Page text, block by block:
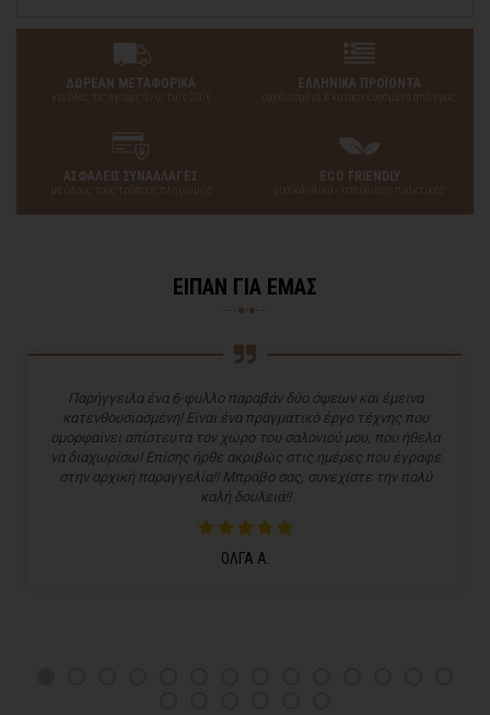
ΔΩΡΕΑΝ ΜΕΤΑΦΟΡΙΚΑ
για όλες τις αγορές άνω των 200€
ΕΛΛΗΝΙΚΑ ΠΡΟΪΟΝΤΑ
σχεδιασμένα & κατασκευασμένα από εμάς
ΑΣΦΑΛΕΙΣ ΣΥΝΑΛΛΑΓΕΣ
με όλους τους τρόπους πληρωμής
ECO FRIENDLY
φυσικά υλικά - υπεύθυνες πρακτικές
ΕΙΠΑΝ ΓΙΑ ΕΜΑΣ
Παρήγγειλα ένα 6-φυλλο παραβάν δύο όψεων και έμεινα
κατενθουσιασμένη! Είναι ένα πραγματικό έργο τέχνης που
ομορφαίνει απίστευτα τον χώρο του σαλονιού μου, που ήθελα
να διαχωρίσω! Επίσης ήρθε ακριβώς στις ημέρες που έγραφε
στην αρχική παραγγελία!! Μπράβο σας, συνεχίστε την πολύ
καλή δουλειά!!
ΟΛΓΑ Α.